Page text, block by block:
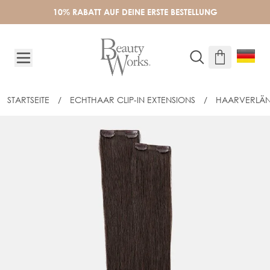
10% RABATT AUF DEINE ERSTE BESTELLUNG
STARTSEITE / ECHTHAAR CLIP-IN EXTENSIONS /